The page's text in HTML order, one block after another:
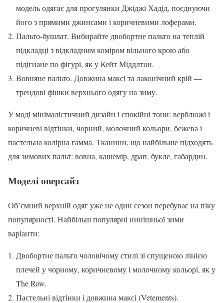
модель одягає для прогулянки Джіджі Хадід, поєднуючи
його з прямими джинсами і коричневими лоферами.
Пальто-бушлат. Вибирайте двобортне пальто на теплій
підкладці з відкладним коміром вільного крою або
підігнане по фігурі, як у Кейт Міддлтон.
Вовняне пальто. Довжина максі та лаконічний крій —
трендові фішки верхнього одягу на зиму.
У моді мінімалістичний дизайн і спокійні тони: верблюжі і
коричневі відтінки, чорний, молочний кольори, бежева і
пастельна колірна гамма. Тканини, що найбільше підходять
для зимових пальт: вовна, кашемір, драп, букле, габардин.
Моделі оверсайз
Об’ємний верхній одяг уже не один сезон перебуває на піку
популярності. Найбільш популярні нинішньої зими
варіанти:
Двобортне пальто чоловічому стилі зі спущеною лінією
плечей у чорному, коричневому і молочному кольорі, як у
The Row.
Пастельні відтінки і довжина максі (Vetements).